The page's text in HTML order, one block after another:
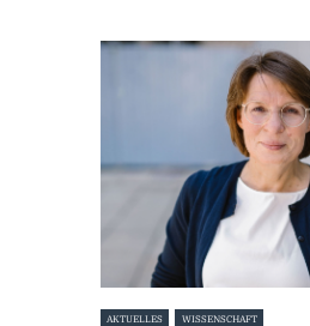
AKTUELLES WISSENSCHAFT